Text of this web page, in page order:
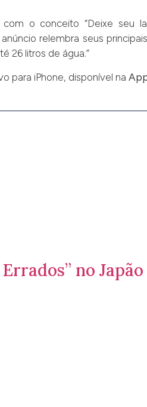
o conceito “Deixe seu
relembra seus principais
26 litros de água.”
para iPhone, disponível na
no